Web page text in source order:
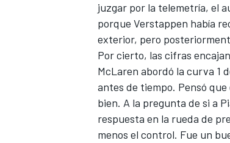
juzgar por la telemetría, el
porque Verstappen había
exterior, pero
Por cierto, las cifras
McLaren abordó la curva 1
antes de tiempo. Pensó
bien. A la pregunta de si a
respuesta en la rueda de
menos el control. Fue un